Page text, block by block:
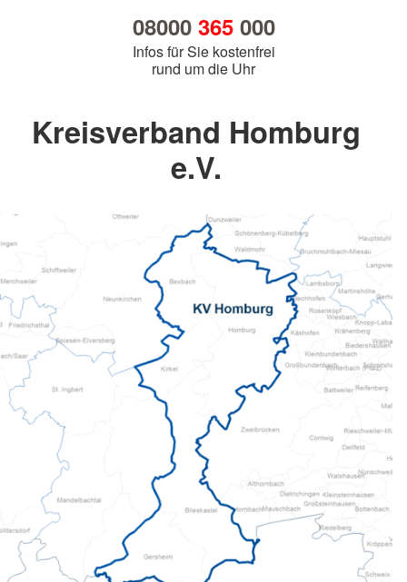
08000 365000
Infos für Sie kostenfrei
rund um die Uhr
Kreisverband Homburg
e.V.